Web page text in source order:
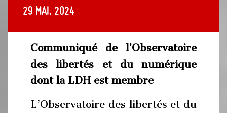
29 mai, 2024
Communiqué de l’Observatoire
des libertés et du numérique
dont la LDH est membre
L’Observatoire des libertés et du